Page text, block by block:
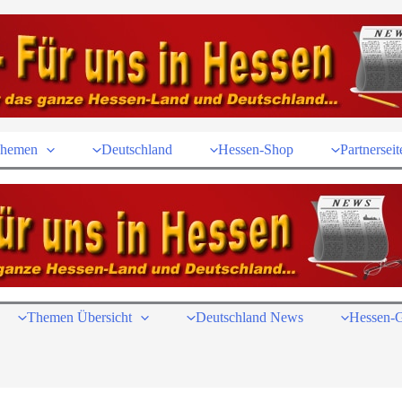
Deutschland Hessen-Shop
Themen Übersicht Deutschland News Hessen-